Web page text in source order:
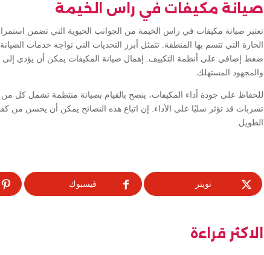
صيانة مكيفات في راس الخيمة
تعتبر صيانة مكيفات في راس الخيمة من الجوانب الحيوية التي تضمن
الحارة التي تتسم بها المنطقة. تتمثل أبرز التحديات التي تواجه خدمات
ضغط إضافي على أنظمة التكييف. إهمال صيانة المكيفات يمكن أن يؤدي
والمجهود المستهلك.
للحفاظ على جودة أداء المكيفات، ينصح بالقيام بصيانة منتظمة تشمل كل
تسربات قد تؤثر سلبًا على الأداء. إن اتباع هذه النصائح يمكن أن يحسن من
الطويل.
تويتر فيسبوك
الاكثر قراءة